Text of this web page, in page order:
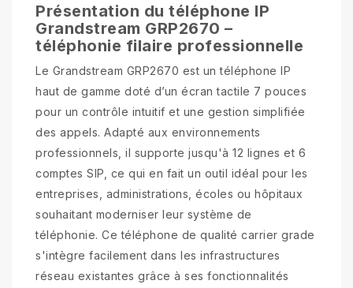
Présentation du téléphone IP
Grandstream GRP2670 –
téléphonie filaire professionnelle
Le Grandstream GRP2670 est un téléphone IP
haut de gamme doté d’un écran tactile 7 pouces
pour un contrôle intuitif et une gestion simplifiée
des appels. Adapté aux environnements
professionnels, il supporte jusqu'à 12 lignes et 6
comptes SIP, ce qui en fait un outil idéal pour les
entreprises, administrations, écoles ou hôpitaux
souhaitant moderniser leur système de
téléphonie. Ce téléphone de qualité carrier grade
s'intègre facilement dans les infrastructures
réseau existantes grâce à ses fonctionnalités